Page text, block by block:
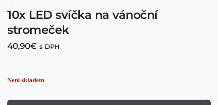
10x LED svíčka na vánoční
stromeček
40,90€ s DPH